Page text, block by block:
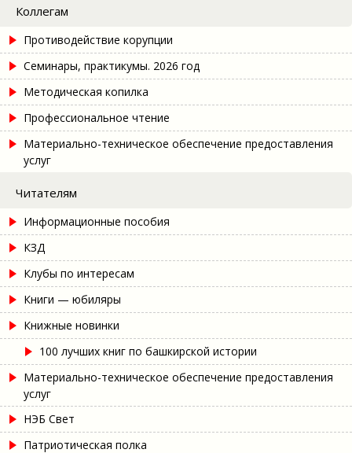
Коллегам
Противодействие корупции
Семинары, практикумы. 2026 год
Методическая копилка
Профессиональное чтение
Материально-техническое обеспечение предоставления
услуг
Читателям
Информационные пособия
КЗД
Клубы по интересам
Книги — юбиляры
Книжные новинки
100 лучших книг по башкирской истории
Материально-техническое обеспечение предоставления
услуг
НЭБ Свет
Патриотическая полка